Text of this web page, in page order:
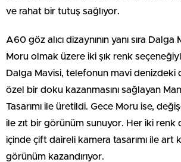
ve rahat bir tutuş sağlıyor.
A60 göz alıcı dizaynının yanı sıra
Moru olmak üzere iki şık renk
Dalga Mavisi, telefonun mavi denizdeki
özel bir doku kazanmasını sağlayan
Tasarımı ile üretildi. Gece Moru ise,
ile zıt bir görünüm sunuyor. Her iki renk
içinde çift daireli kamera tasarımı ile art
görünüm kazandırıyor.